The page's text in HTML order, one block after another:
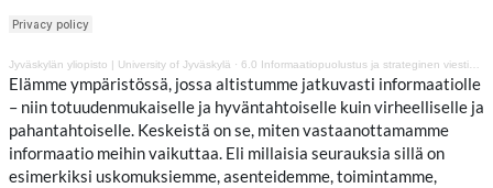
Jyväskylän yliopisto | University of Jyväskylä · 6.0 Informaatiopuolustus ja strateginen viestintä
Elämme ympäristössä, jossa altistumme jatkuvasti informaatiolle
– niin totuudenmukaiselle ja hyväntahtoiselle kuin virheelliselle ja
pahantahtoiselle. Keskeistä on se, miten vastaanottamamme
informaatio meihin vaikuttaa. Eli millaisia seurauksia sillä on
esimerkiksi uskomuksiemme, asenteidemme, toimintamme,